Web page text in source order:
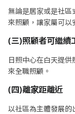
無論是居家或是社區
來照顧，讓家屬可以
(三)照顧者可繼續
日照中心在白天提
來全職照顧。
(四)離家距離近
以社區為主體發展的